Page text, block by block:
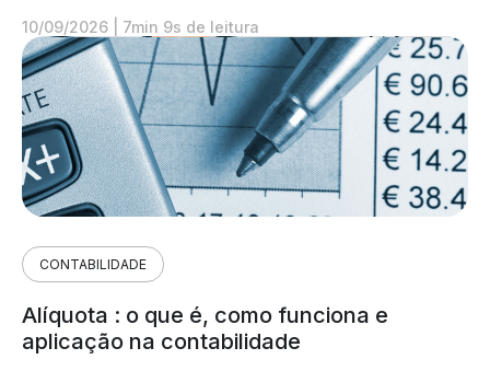
10/09/2026 7min 9s de leitura
CONTABILIDADE
Alíquota : o que é, como funciona e
aplicação na contabilidade